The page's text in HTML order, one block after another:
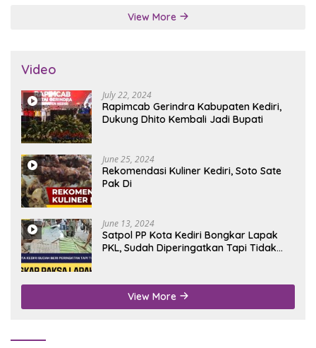
View More
Video
July 22, 2024
Rapimcab Gerindra Kabupaten Kediri,
Dukung Dhito Kembali Jadi Bupati
June 25, 2024
Rekomendasi Kuliner Kediri, Soto Sate
Pak Di
June 13, 2024
Satpol PP Kota Kediri Bongkar Lapak
PKL, Sudah Diperingatkan Tapi Tidak
View More